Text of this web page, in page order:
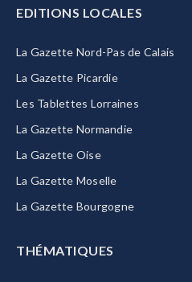
EDITIONS LOCALES
La Gazette Nord-Pas de Calais
La Gazette Picardie
Les Tablettes Lorraines
La Gazette Normandie
La Gazette Oise
La Gazette Moselle
La Gazette Bourgogne
THÉMATIQUES